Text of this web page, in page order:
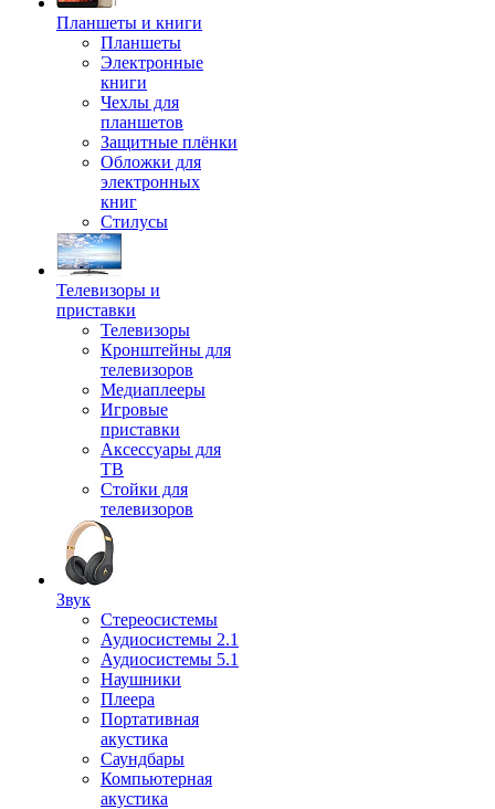
Планшеты и книги
Планшеты
Электронные
книги
Чехлы для
планшетов
Защитные плёнки
Обложки для
электронных
книг
Стилусы
Телевизоры и
приставки
Телевизоры
Кронштейны для
телевизоров
Медиаплееры
Игровые
приставки
Аксессуары для
ТВ
Стойки для
телевизоров
Звук
Стереосистемы
Аудиосистемы 2.1
Аудиосистемы 5.1
Наушники
Плеера
Портативная
акустика
Саундбары
Компьютерная
акустика